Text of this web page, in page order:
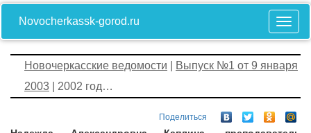
Novocherkassk-gorod.ru
Новочеркасские ведомости
Выпуск №1 от 9 января
2003 | 2002 год…
Поделиться